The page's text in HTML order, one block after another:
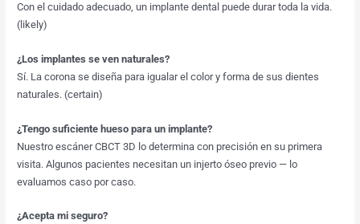
Con el cuidado adecuado, un implante dental puede durar toda la vida.
(likely)
¿Los implantes se ven naturales?
Sí. La corona se diseña para igualar el color y forma de sus dientes
naturales. (certain)
¿Tengo suficiente hueso para un implante?
Nuestro escáner CBCT 3D lo determina con precisión en su primera
visita. Algunos pacientes necesitan un injerto óseo previo — lo
evaluamos caso por caso.
¿Acepta mi seguro?